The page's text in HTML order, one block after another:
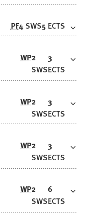
PF4 SWS5 ECTS
WP2
SWS
3
ECTS
WP2
SWS
3
ECTS
WP2
SWS
3
ECTS
WP2
SWS
6
ECTS